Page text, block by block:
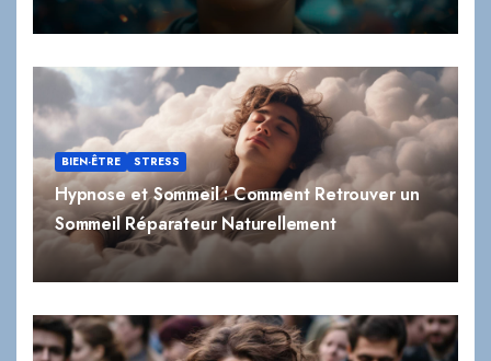
BIEN-ÊTRE STRESS
Hypnose et Sommeil : Comment Retrouver un
Sommeil Réparateur Naturellement